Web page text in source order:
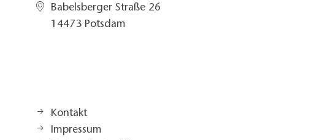
Babelsberger Straße 26
14473 Potsdam
Kontakt
Impressum